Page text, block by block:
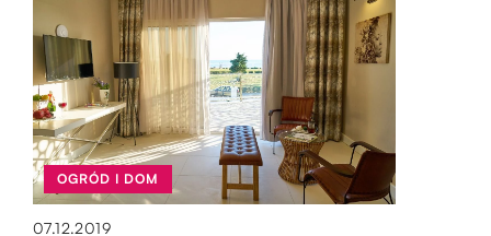
OGRÓD I DOM
OGRÓD I DOM
07.12.2019
OGRÓD I DOM
10.06.2019
BIZNES I FINANSE
08.12.2020